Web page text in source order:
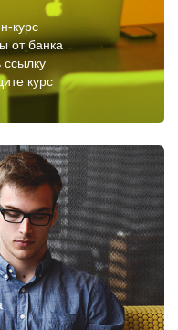
курс
от банка
ссылку
курс